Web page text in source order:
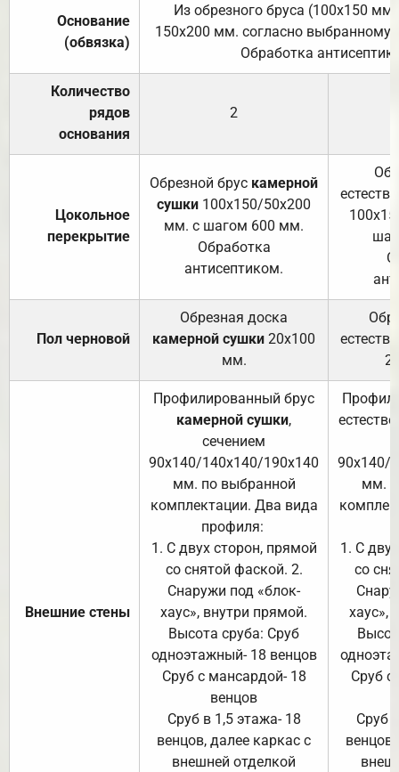
Основание
(обвязка)
Из обрезного бруса (100х150
150х200 мм. согласно выбранному
Обработка
Количество
рядов
основания
2
Цокольное
перекрытие
Обрезной брус камерной
сушки 100х150/50х200
мм. с шагом 600 мм.
Обработка
антисептиком.
Пол черновой
Обрезная доска
камерной сушки 20х100
мм.
Внешние стены
Профилированный брус
камерной сушки,
сечением
90х140/140х140/190х140
мм. по выбранной
комплектации. Два вида
профиля:
1. С двух сторон, прямой
со снятой фаской. 2.
Снаружи под «блок-
хаус», внутри прямой.
Высота сруба: Сруб
одноэтажный- 18 венцов
Сруб с мансардой- 18
венцов
Сруб в 1,5 этажа- 18
венцов, далее каркас с
внешней отделкой
90х140/
мм.
1. С
со
хаус»,
Сруб с
Сруб